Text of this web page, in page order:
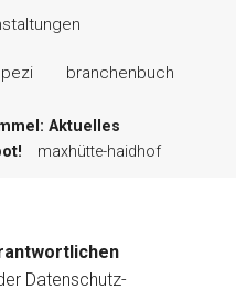
branchenbuch
Aktuelles
maxhütte-haidhof
u.v.m.!
muss nun
Datenschutz-